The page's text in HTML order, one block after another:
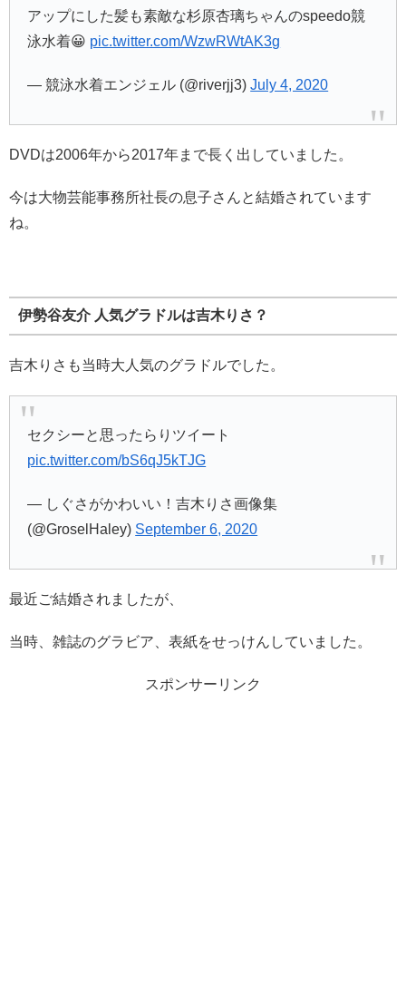
アップにした髪も素敵な杉原杏璃ちゃんのspeedo競
泳水着😀 pic.twitter.com/WzwRWtAK3g
— 競泳水着エンジェル (@riverjj3)July 4, 2020
DVDは2006年から2017年まで長く出していました。
今は大物芸能事務所社長の息子さんと結婚されています
ね。
伊勢谷友介 人気グラドルは吉木りさ？
吉木りさも当時大人気のグラドルでした。
セクシーと思ったらりツイート
pic.twitter.com/bS6qJ5kTJG
— しぐさがかわいい！吉木りさ画像集
(@GroselHaley) September 6, 2020
最近ご結婚されましたが、
当時、雑誌のグラビア、表紙をせっけんしていました。
スポンサーリンク